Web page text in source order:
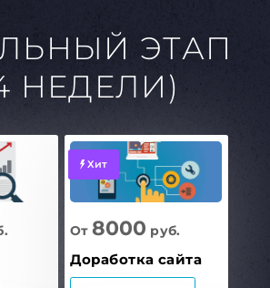
ЭТАП
НЕДЕЛИ)
Хит
От 8000 руб.
Доработка сайта